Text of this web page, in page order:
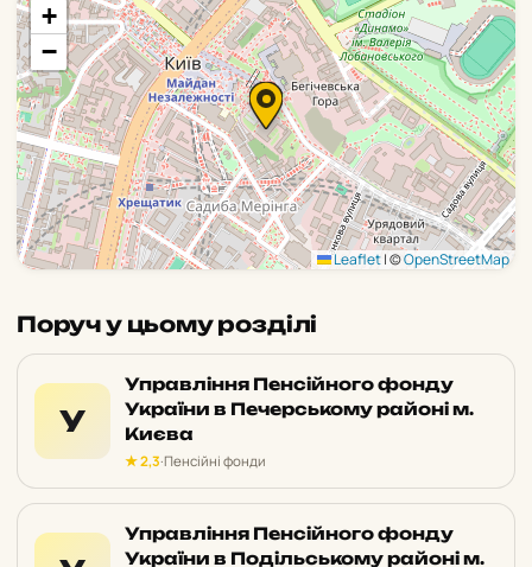
+
−
Leaflet|©OpenStreetMap
Поруч у цьому розділі
У
Управління Пенсійного фонду
України в Печерському районі м.
Києва
★ 2,3·Пенсійні фонди
Управління Пенсійного фонду
України в Подільському районі м.